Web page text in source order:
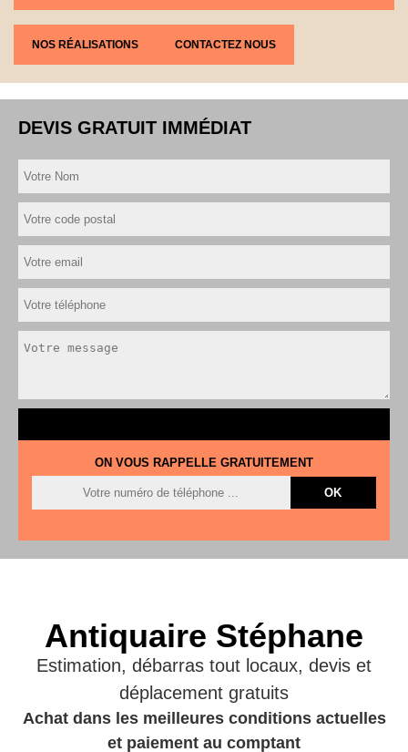
NOS RÉALISATIONS CONTACTEZ NOUS
DEVIS GRATUIT IMMÉDIAT
ON VOUS RAPPELLE GRATUITEMENT
Antiquaire Stéphane
Estimation, débarras tout locaux, devis et
déplacement gratuits
Achat dans les meilleures conditions actuelles
et paiement au comptant